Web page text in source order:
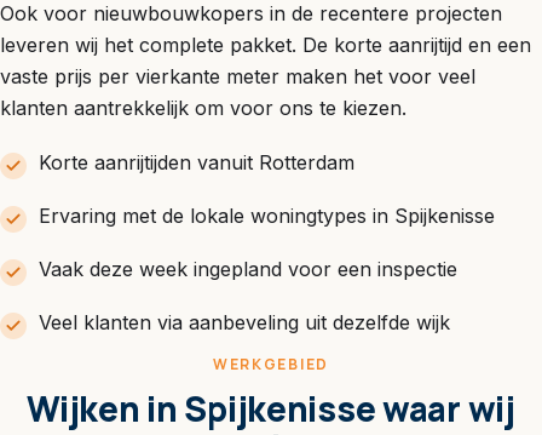
Ook voor nieuwbouwkopers in de recentere projecten
leveren wij het complete pakket. De korte aanrijtijd en een
vaste prijs per vierkante meter maken het voor veel
klanten aantrekkelijk om voor ons te kiezen.
Korte aanrijtijden vanuit Rotterdam
Ervaring met de lokale woningtypes in Spijkenisse
Vaak deze week ingepland voor een inspectie
Veel klanten via aanbeveling uit dezelfde wijk
WERKGEBIED
Wijken in Spijkenisse waar wij